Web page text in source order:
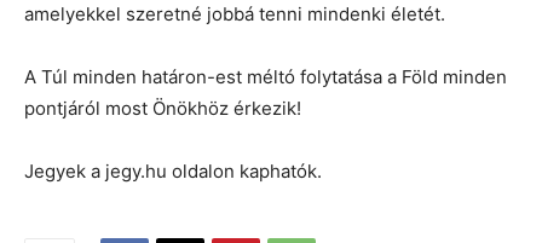
amelyekkel szeretné jobbá tenni mindenki életét.
A Túl minden határon-est méltó folytatása a Föld minden
pontjáról most Önökhöz érkezik!
Jegyek a jegy.hu oldalon kaphatók.